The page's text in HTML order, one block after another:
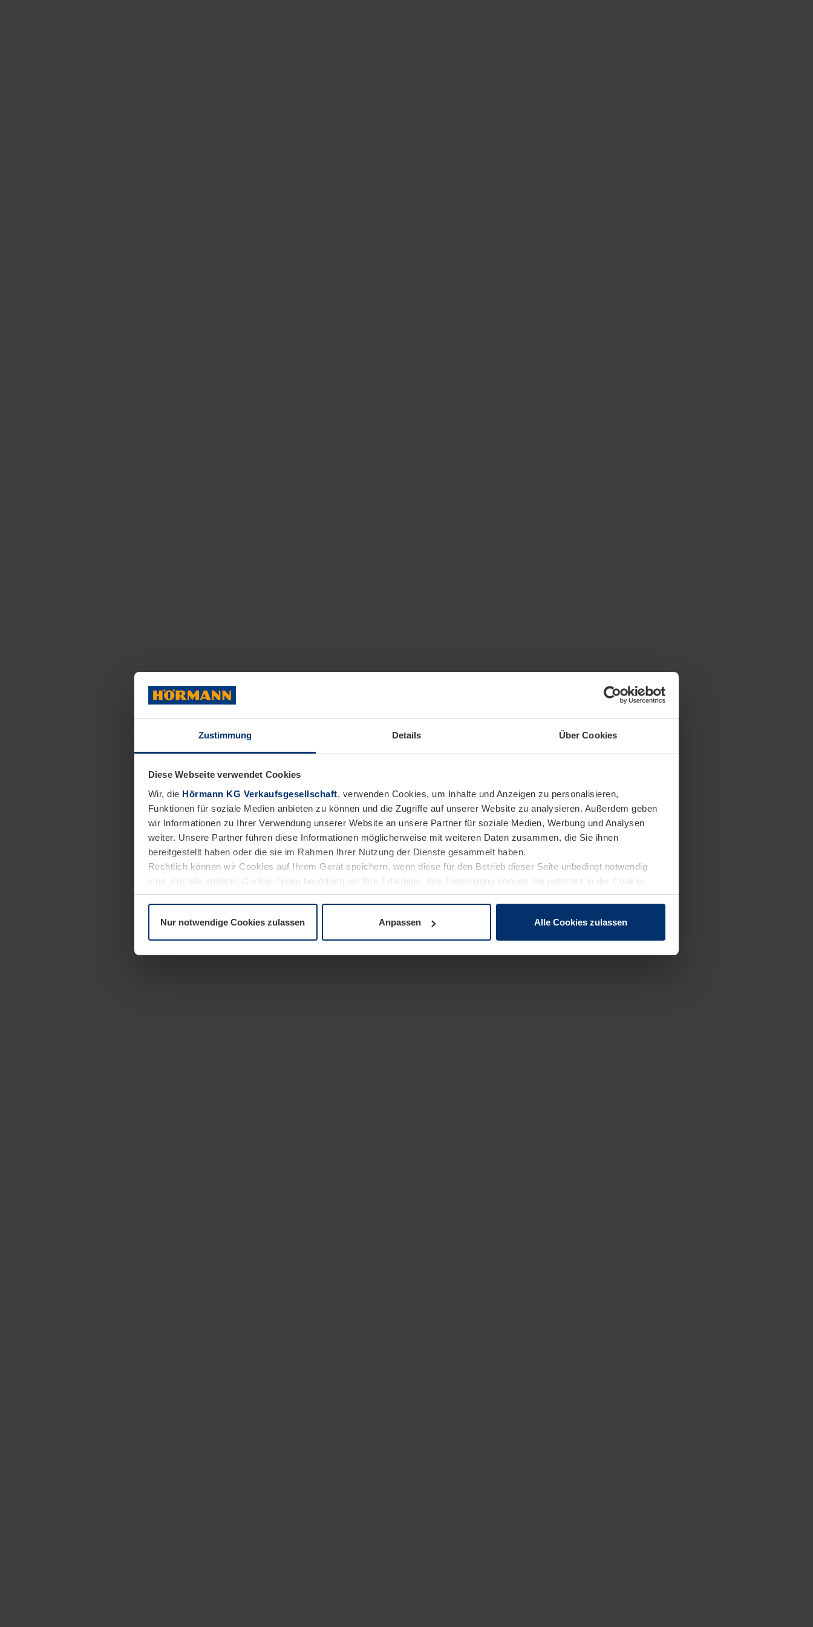
Zustimmung Details Über Cookies
Diese Webseite verwendet Cookies
Wir, die Hörmann KG Verkaufsgesellschaft, verwenden Cookies, um Inhalte und Anzeigen zu personalisieren,
Funktionen für soziale Medien anbieten zu können und die Zugriffe auf unserer Website zu analysieren. Außerdem geben
wir Informationen zu Ihrer Verwendung unserer Website an unsere Partner für soziale Medien, Werbung und Analysen
weiter. Unsere Partner führen diese Informationen möglicherweise mit weiteren Daten zusammen, die Sie ihnen
bereitgestellt haben oder die sie im Rahmen Ihrer Nutzung der Dienste gesammelt haben.
Rechtlich können wir Cookies auf Ihrem Gerät speichern, wenn diese für den Betrieb dieser Seite unbedingt notwendig
sind. Für alle anderen Cookie-Typen benötigen wir Ihre Erlaubnis. Ihre Einwilligung können Sie jederzeit in der Cookie-
Erläuterung auf der SeiteDatenschutzerklärungunserer Website ändern oder widerrufen.
Nur notwendige Cookies zulassen Anpassen Alle Cookies zulassen